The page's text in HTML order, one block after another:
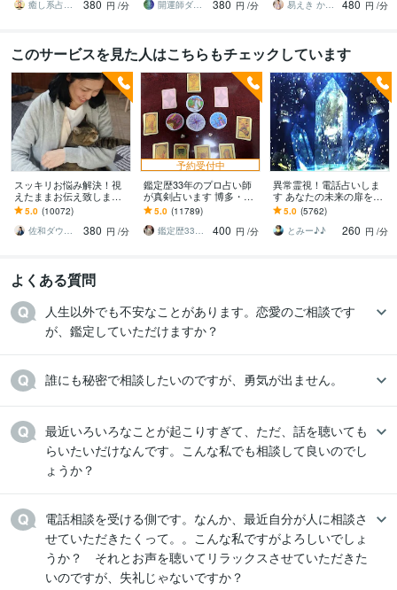
も一番楽な流れへ整えま
癒し系占い師 まるタロー 380 円 /分
c…
開運師ダーシャ♥️ 380 円 /分
せん）
易えき かれん 480 円 /分
このサービスを見た人はこちらもチェックしています
スッキリお悩み解決！視
えたままお伝え致します
恋愛、結婚、人間関係、
仕事、人生、ペットの気
持ち等◎祈願付き
5.0 (10072)
佐和ダウジング＆スピリットメンター
380 円 /分
予約受付中
鑑定歴33年のプロ占い師
が真剣占います 博多・廓
屋の純血統占い祈願師
雷鳥
5.0 (11789)
鑑定歴33年のプロ占い師 雷鳥
400 円 /分
異常霊視！電話占いしま
す あなたの未来の扉を開
けます(^^)
5.0 (5762)
とみー♪♪
260 円 /分
よくある質問
人生以外でも不安なことがあります。恋愛のご相談です
が、鑑定していただけますか？
誰にも秘密で相談したいのですが、勇気が出ません。
最近いろいろなことが起こりすぎて、ただ、話を聴いても
らいたいだけなんです。こんな私でも相談して良いのでし
ょうか？
電話相談を受ける側です。なんか、最近自分が人に相談さ
せていただきたくって。。こんな私ですがよろしいでしょ
うか？　それとお声を聴いてリラックスさせていただきた
いのですが、失礼じゃないですか？